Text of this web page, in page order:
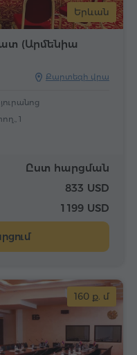
Երևան
(Արմենիա
Քարտեզի վրա
1
Ըստ հարցման
833 USD
1 199 USD
160 ք. մ